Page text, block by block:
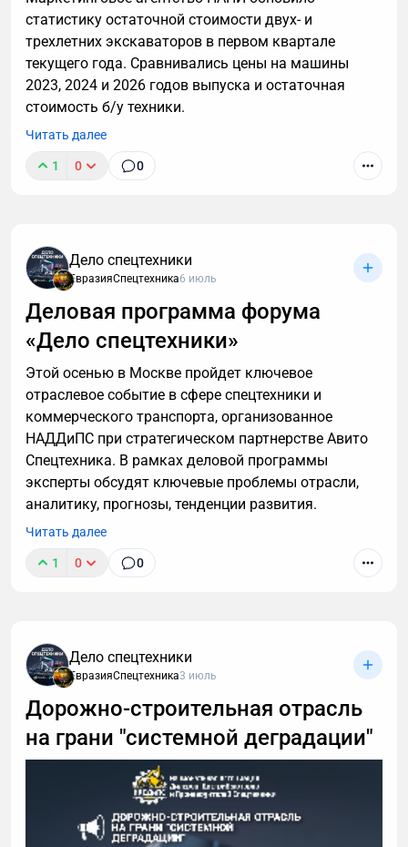
статистику остаточной стоимости двух- и
трехлетних экскаваторов в первом квартале
текущего года. Сравнивались цены на машины
2023, 2024 и 2026 годов выпуска и остаточная
стоимость б/у техники.
Читать далее
1 0 0
Дело спецтехники
ЕвразияСпецтехника6 июль
Деловая программа форума
«Дело спецтехники»
Этой осенью в Москве пройдет ключевое
отраслевое событие в сфере спецтехники и
коммерческого транспорта, организованное
НАДДиПС при стратегическом партнерстве Авито
Спецтехника. В рамках деловой программы
эксперты обсудят ключевые проблемы отрасли,
аналитику, прогнозы, тенденции развития.
Читать далее
1 0 0
Дело спецтехники
ЕвразияСпецтехника3 июль
Дорожно-строительная отрасль
на грани "системной деградации"